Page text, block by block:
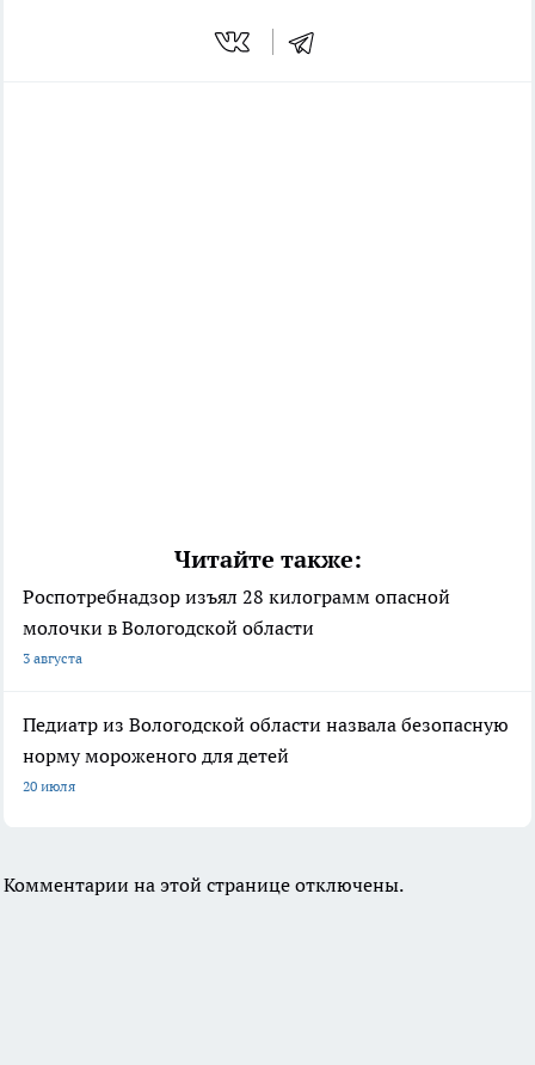
Читайте также:
Роспотребнадзор изъял 28 килограмм опасной
молочки в Вологодской области
3 августа
Педиатр из Вологодской области назвала безопасную
норму мороженого для детей
20 июля
Комментарии на этой странице отключены.